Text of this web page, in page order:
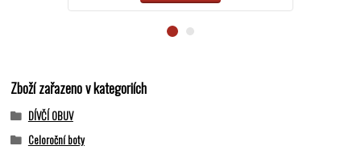
Zboží zařazeno v kategoriích
DÍVČÍ OBUV
Celoroční boty